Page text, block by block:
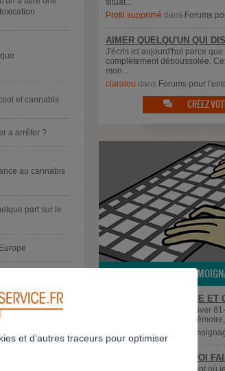
et cannabis
a arrêter ?
au cannabis
part sur le
Profil supprimé dans Forums
AIMER QUELQU'UN QUI
J'écris ici aujourd'hui parce que
complètement déboussolée.
mon...
claralou dans Forums pour
 CRÉEZ
LES
ATTAQUE DE PANIQUE ET
J'ai presque 60 ans et l'hiver
jamais gravé dans ma mémoire,
JE NE SAIS PLUS QUOI
Bonjour à tous, Au moment où
et d’autres traceurs pour optimiser